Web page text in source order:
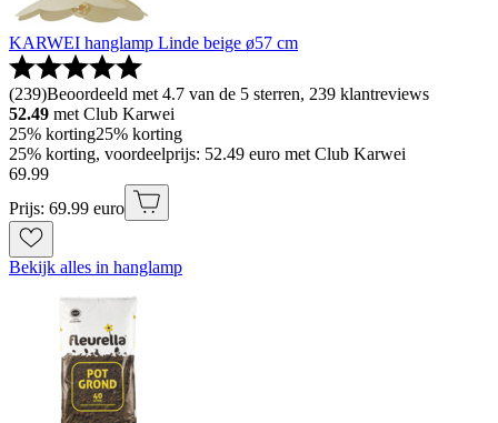
KARWEI hanglamp Linde beige ø57 cm
(239)Beoordeeld met 4.7 van de 5 sterren, 239 klantreviews
52.49 met Club Karwei
25% korting25% korting
25% korting, voordeelprijs: 52.49 euro met Club Karwei
69.99
Prijs: 69.99 euro
Bekijk alles in hanglamp